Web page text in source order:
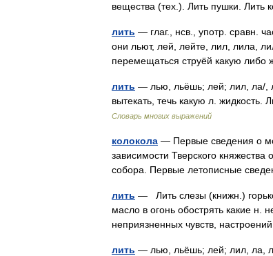
вещества (тех.). Лить пушки. Лить
лить — глаг., нсв., употр. сравн.
они льют, лей, лейте, лил, лила,
перемещаться струёй какую
лить — лью, льёшь; лей; лил, ла/,
вытекать, течь какую л. жидкость.
Словарь многих выражений
колокола — Первые сведения о
зависимости Тверского
собора. Первые летописные
лить — Лить слезы (книжн.)
масло в огонь обострять какие н.
неприязненных чувств,
лить — лью, льёшь; лей; лил, ла,